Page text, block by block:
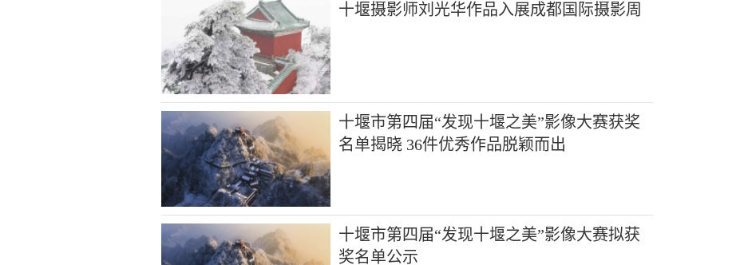
十堰摄影师刘光华作品入展成都国际摄影周
十堰市第四届“发现十堰之美”影像大赛获奖
名单揭晓 36件优秀作品脱颖而出
十堰市第四届“发现十堰之美”影像大赛拟获
奖名单公示